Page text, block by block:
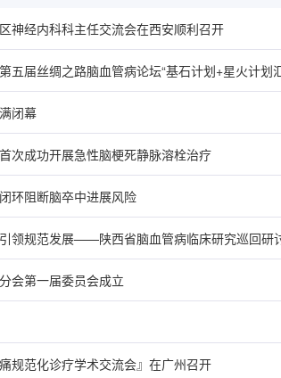
神经内科科主任交流会在西安顺利召开
五届丝绸之路脑血管病论坛“基石计划+星火计划
闭幕
次成功开展急性脑梗死静脉溶栓治疗
环阻断脑卒中进展风险
领规范发展——陕西省脑血管病临床研究巡回研
会第一届委员会成立
规范化诊疗学术交流会』在广州召开